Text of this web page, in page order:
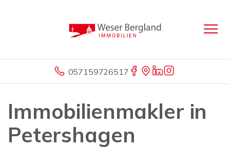
057159726517
Immobilienmakler in
Petershagen